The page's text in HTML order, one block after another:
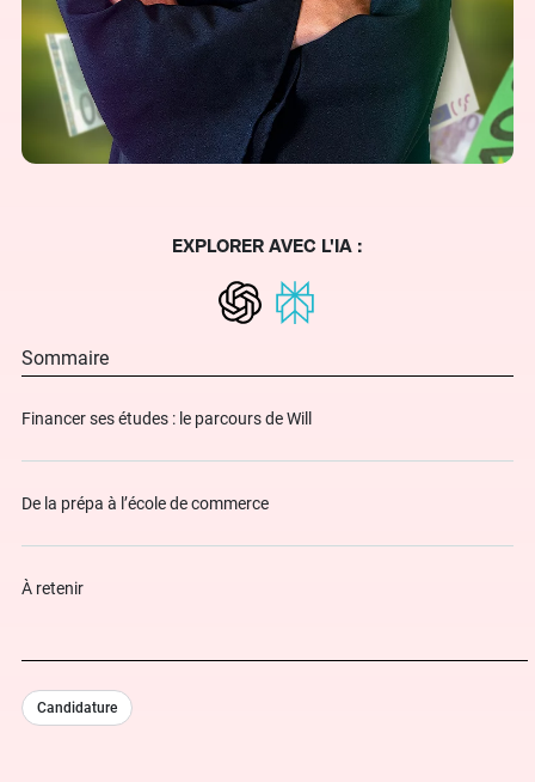
EXPLORER AVEC L'IA :
Sommaire
Financer ses études : le parcours de Will
De la prépa à l’école de commerce
À retenir
Candidature